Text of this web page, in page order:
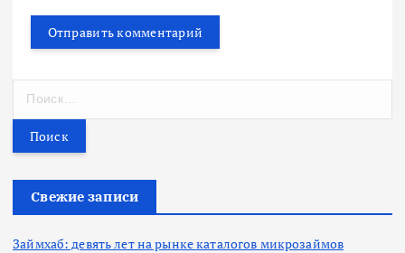
т
Свежие записи
Займхаб: девять лет на рынке каталогов микрозаймов